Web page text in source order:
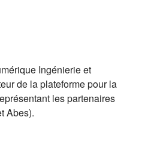
Ingénierie et
de la plateforme pour la
les partenaires
Abes).